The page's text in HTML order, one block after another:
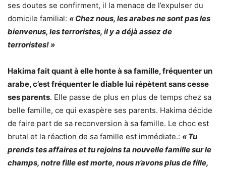
ses doutes se confirment, il la menace de l’expulser du
domicile familial: « Chez nous, les arabes ne sont pas les
bienvenus, les terroristes, il y a déjà assez de
terroristes! »
Hakima fait quant à elle honte à sa famille, fréquenter un
arabe, c’est fréquenter le diable lui répètent sans cesse
ses parents. Elle passe de plus en plus de temps chez sa
belle famille, ce qui exaspère ses parents. Hakima décide
de faire part de sa reconversion à sa famille. Le choc est
brutal et la réaction de sa famille est immédiate.: « Tu
prends tes affaires et tu rejoins ta nouvelle famille sur le
champs, notre fille est morte, nous n’avons plus de fille,